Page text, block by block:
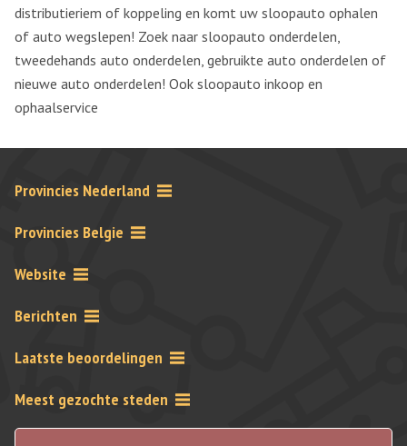
distributieriem of koppeling en komt uw sloopauto ophalen
of auto wegslepen! Zoek naar sloopauto onderdelen,
tweedehands auto onderdelen, gebruikte auto onderdelen of
nieuwe auto onderdelen! Ook sloopauto inkoop en
ophaalservice
Provincies Nederland
Provincies Belgie
Website
Berichten
Laatste beoordelingen
Meest gezochte steden